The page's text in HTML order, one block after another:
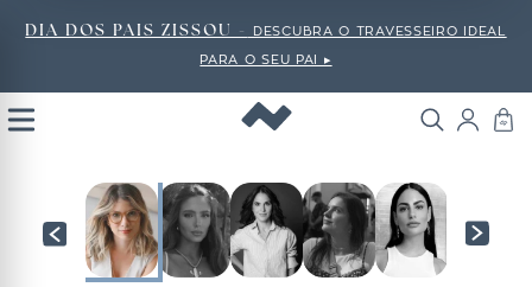
DIA DOS PAIS ZISSOU - DESCUBRA O TRAVESSEIRO IDEAL
PARA O SEU PAI ▸
Open